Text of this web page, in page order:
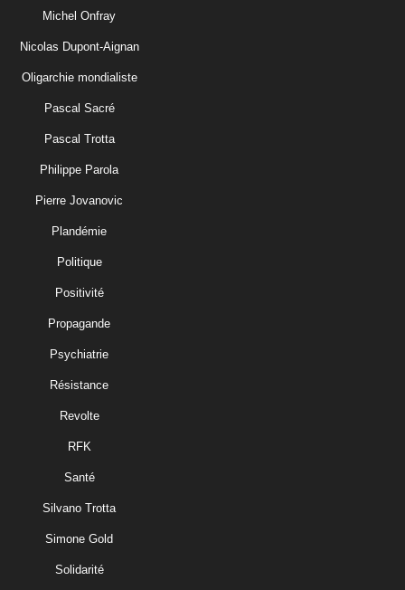
Michel Onfray
Nicolas Dupont-Aignan
Oligarchie mondialiste
Pascal Sacré
Pascal Trotta
Philippe Parola
Pierre Jovanovic
Plandémie
Politique
Positivité
Propagande
Psychiatrie
Résistance
Revolte
RFK
Santé
Silvano Trotta
Simone Gold
Solidarité